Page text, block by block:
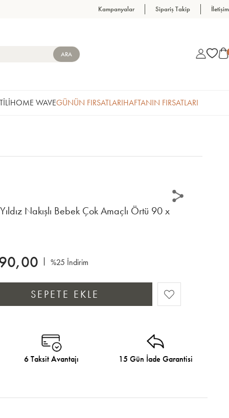
Kampanyalar Sipariş Takip İletişim
HOME WAVEGÜNÜN FIRSATLARIHAFTANIN FIRSATLARI
Nakışlı Bebek Çok Amaçlı Örtü 90 x
%25 İndirim
6 Taksit Avantajı 15 Gün İade Garantisi